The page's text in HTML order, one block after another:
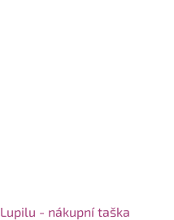
Lupilu - nákupní taška